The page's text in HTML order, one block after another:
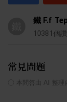
鐵 F.f
10381 個讚
常見問題
本問答由 AI 整理